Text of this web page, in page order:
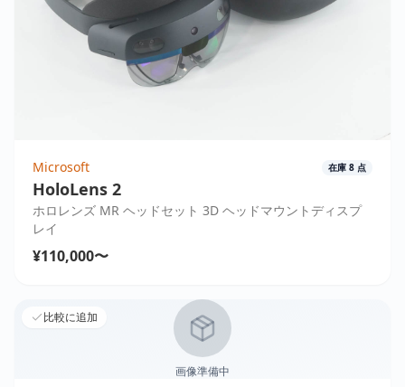
Microsoft 在庫 8 点
HoloLens 2
ホロレンズ MR ヘッドセット 3D ヘッドマウントディスプ
レイ
¥110,000〜
比較に追加
画像準備中